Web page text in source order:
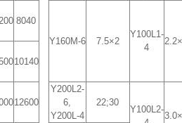
8040
Y160M-6
7.5×2
Y100L1-
4
10140
12600
Y200L2-
6,
Y200L-4
22;30
Y100L2-